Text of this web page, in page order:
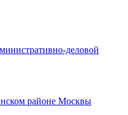
деловой
районе Москвы